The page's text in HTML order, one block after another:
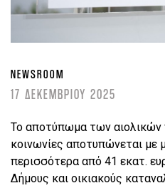
NEWSROOM
17 ΔΕΚΕΜΒΡΙΟΥ 2025
Το αποτύπωμα των αιολικών
κοινωνίες αποτυπώνεται με
περισσότερα από 41 εκατ.
Δήμους και οικιακούς